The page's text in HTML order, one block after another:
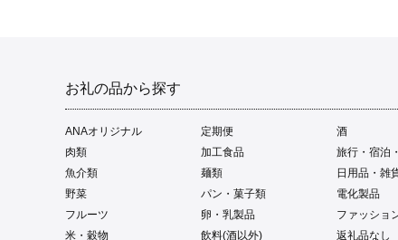
お礼の品から探す
ANAオリジナル 定期便
酒
肉類
加工食品
旅行・宿泊
魚介類
麺類
日用品・雑
野菜
パン・菓子類
電化製品
フルーツ
卵・乳製品
ファッショ
米・穀物
飲料(酒以外) 返礼品なし